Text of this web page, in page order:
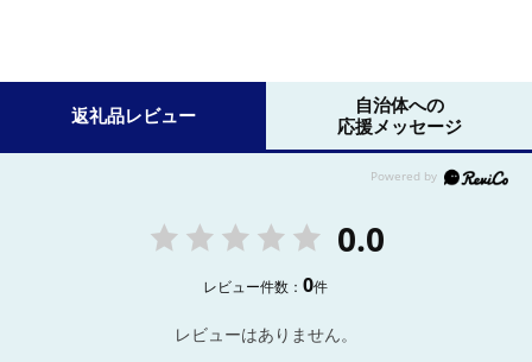
返礼品レビュー
自治体への
応援メッセージ
0.0
レビュー件数：0件
レビューはありません。